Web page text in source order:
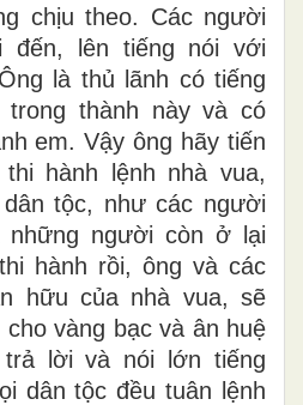
chịu theo. Các người
đến, lên tiếng nói với
là thủ lãnh có tiếng
thành này và có
em. Vậy ông hãy tiến
hành lệnh nhà vua,
tộc, như các người
những người còn ở lại
hành rồi, ông và các
hữu của nhà vua, sẽ
vàng bạc và ân huệ
trả lời và nói lớn tiếng
dân tộc đều tuân lệnh